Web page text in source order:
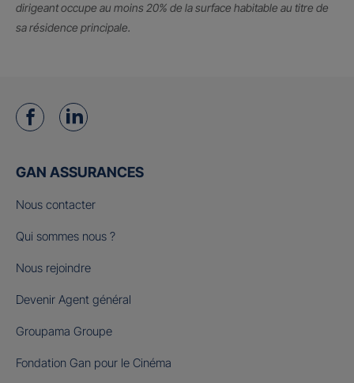
dirigeant occupe au moins 20% de la surface habitable au titre de
sa résidence principale.
GAN ASSURANCES
Nous contacter
Qui sommes nous ?
Nous rejoindre
Devenir Agent général
Groupama Groupe
Fondation Gan pour le Cinéma